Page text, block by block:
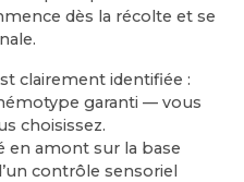
dès la récolte et se
clairement identifiée :
garanti — vous
choisissez.
en amont sur la base
contrôle sensoriel